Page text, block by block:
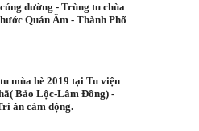
dường - Trùng tu chùa
Quán Âm - Thành Phố
mùa hè 2019 tại Tu viện
Bảo Lộc-Lâm Đồng) -
ân cảm động.